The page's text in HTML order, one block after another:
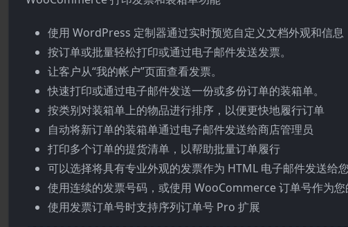
使用 WordPress 定制器通过实时预览自定义文档外观和信息
按订单或批量轻松打印或通过电子邮件发送发票。
让客户从“我的帐户”页面查看发票。
快速打印或通过电子邮件发送一份或多份订单的装箱单。
按类别对装箱单上的物品进行排序，以便更快地履行订单
自动将新订单的装箱单通过电子邮件发送给商店管理员
打印多个订单的提货清单，以帮助批量订单履行
可以选择将具有专业外观的发票作为 HTML 电子邮件发送给
使用连续的发票号码，或使用 WooCommerce 订单号作为
使用发票订单号时支持序列订单号 Pro 扩展